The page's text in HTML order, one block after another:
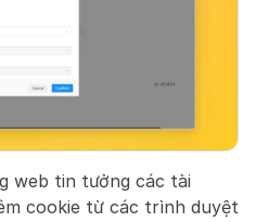
web tin tưởng các tài
cookie từ các trình duyệt